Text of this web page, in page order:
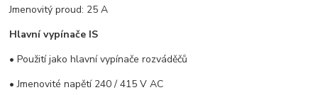
Jmenovitý proud: 25 A
Hlavní vypínače IS
• Použití jako hlavní vypínače rozváděčů
• Jmenovité napětí 240 / 415 V AC